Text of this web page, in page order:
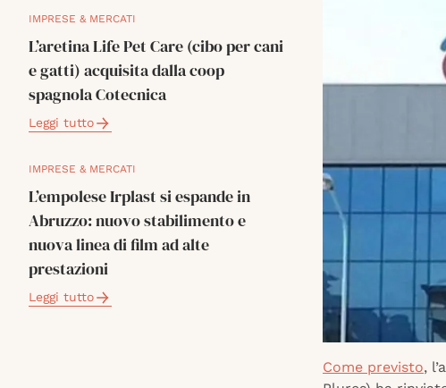
IMPRESE & MERCATI
L’aretina Life Pet Care (cibo per cani
e gatti) acquisita dalla coop
spagnola Cotecnica
Leggi tutto
IMPRESE & MERCATI
L’empolese Irplast si espande in
Abruzzo: nuovo stabilimento e
nuova linea di film ad alte
prestazioni
Leggi tutto
Come previsto,